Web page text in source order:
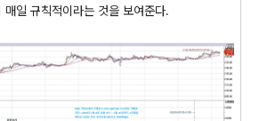
매일 규칙적이라는 것을 보여준다.